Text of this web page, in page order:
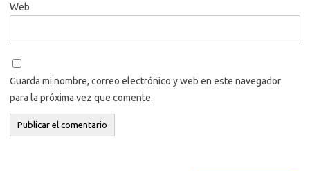
Web
Guarda mi nombre, correo electrónico y web en este navegador
para la próxima vez que comente.